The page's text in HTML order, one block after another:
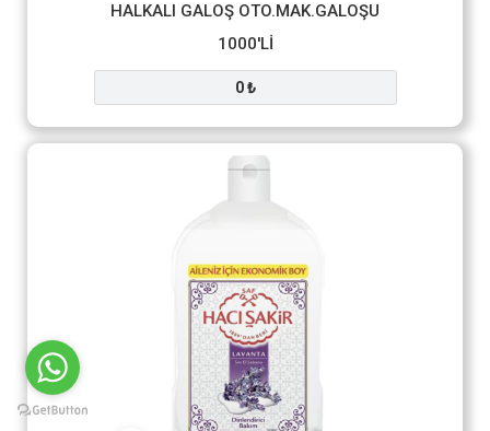
HALKALI GALOŞ OTO.MAK.GALOŞU
1000'Lİ
0 ₺